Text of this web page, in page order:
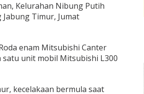
Kelurahan Nibung Putih
Timur, Jumat
enam Mitsubishi Canter
unit mobil Mitsubishi L300
kecelakaan bermula saat